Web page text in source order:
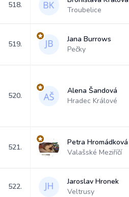
518.
Troubelice
519.
Jana Burrows
Pečky
520.
Alena Šandová
Hradec Králové
521.
Petra Hromádková
Valašské Meziříčí
522.
Jaroslav Hronek
Veltrusy